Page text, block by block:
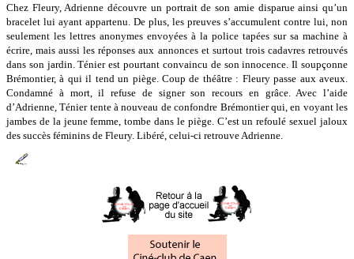
Chez Fleury, Adrienne découvre un portrait de son amie disparue ainsi qu’un
bracelet lui ayant appartenu. De plus, les preuves s’accumulent contre lui, non
seulement les lettres anonymes envoyées à la police tapées sur sa machine à
écrire, mais aussi les réponses aux annonces et surtout trois cadavres retrouvés
dans son jardin. Ténier est pourtant convaincu de son innocence. Il soupçonne
Brémontier, à qui il tend un piège. Coup de théâtre : Fleury passe aux aveux.
Condamné à mort, il refuse de signer son recours en grâce. Avec l’aide
d’Adrienne, Ténier tente à nouveau de confondre Brémontier qui, en voyant les
jambes de la jeune femme, tombe dans le piège. C’est un refoulé sexuel jaloux
des succès féminins de Fleury. Libéré, celui-ci retrouve Adrienne.